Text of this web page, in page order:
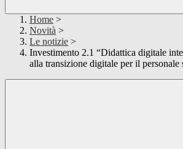
Home >
Novità >
Le notizie >
Investimento 2.1 “Didattica digitale
alla transizione digitale per il personale